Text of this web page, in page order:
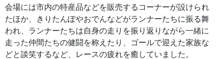
会場には市内の特産品などを販売するコーナーが設けられ
たほか、きりたんぽやおでんなどがランナーたちに振る舞
われ、ランナーたちは自身の走りを振り返りながら一緒に
走った仲間たちの健闘を称えたり、ゴールで迎えた家族な
どと談笑するなど、レースの疲れを癒していました。